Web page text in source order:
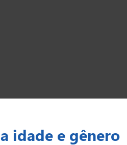
idade e gênero